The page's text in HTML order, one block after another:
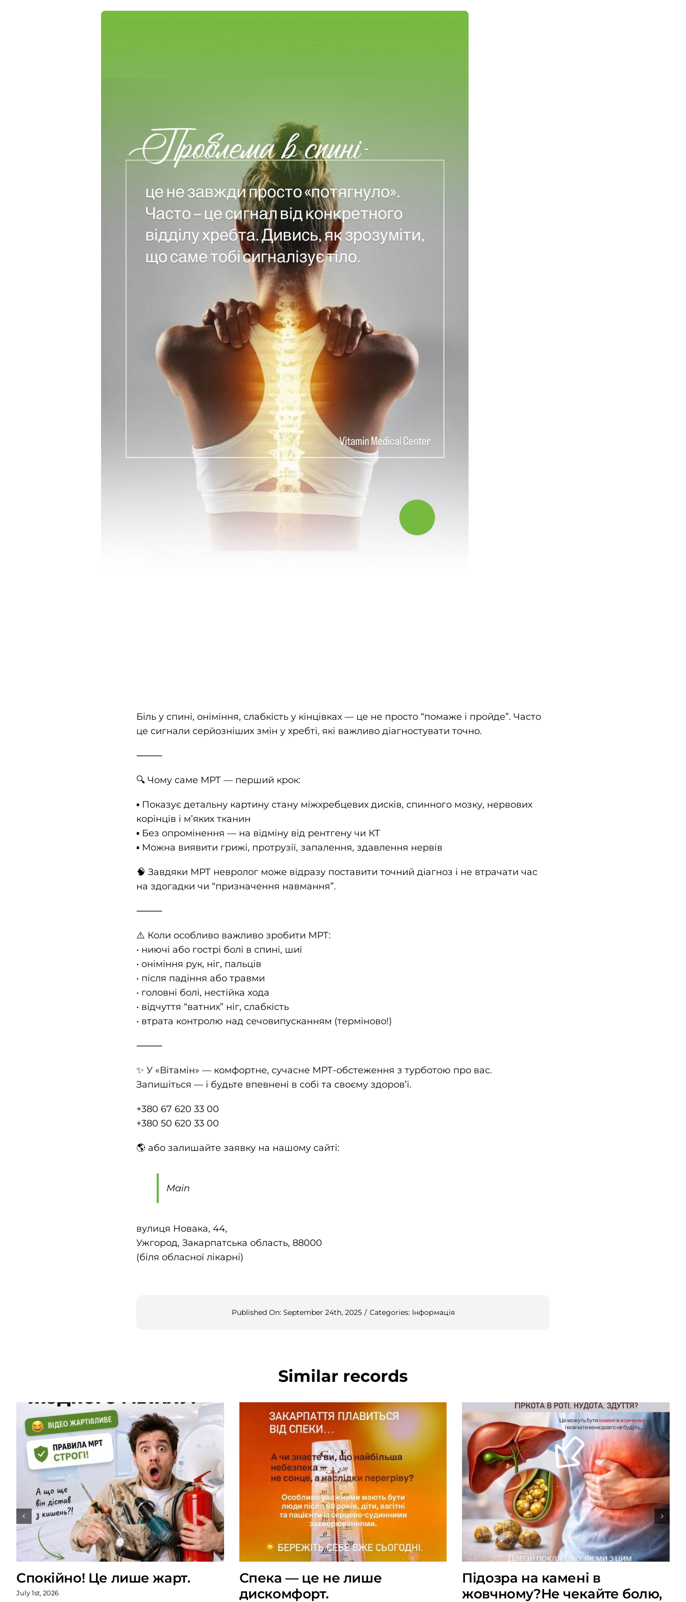
Біль у спині, оніміння, слабкість у кінцівках — це не просто “помаже і пройде”. Часто
це сигнали серйозніших змін у хребті, які важливо діагностувати точно.
⸻
🔍 Чому саме МРТ — перший крок:
▪️ Показує детальну картину стану міжхребцевих дисків, спинного мозку, нервових
корінців і мʼяких тканин
▪️ Без опромінення — на відміну від рентгену чи КТ
▪️ Можна виявити грижі, протрузії, запалення, здавлення нервів
🧠 Завдяки МРТ невролог може відразу поставити точний діагноз і не втрачати час
на здогадки чи “призначення навмання”.
⸻
⚠️ Коли особливо важливо зробити МРТ:
• ниючі або гострі болі в спині, шиї
• оніміння рук, ніг, пальців
• після падіння або травми
• головні болі, нестійка хода
• відчуття “ватних” ніг, слабкість
• втрата контролю над сечовипусканням (терміново!)
⸻
✨ У «Вітамін» — комфортне, сучасне МРТ-обстеження з турботою про вас.
Запишіться — і будьте впевнені в собі та своєму здоров’ї.
+380 67 620 33 00
+380 50 620 33 00
🌎 або залишайте заявку на нашому сайті:
Main
вулиця Новака, 44,
Ужгород, Закарпатська область, 88000
(біля обласної лікарні)
Published On: September 24th, 2025 / Categories: Інформація
Similar records
Спокійно! Це лише жарт.
July 1st, 2026
Спека — це не лише
дискомфорт.
Підозра на камені в
жовчному?Не чекайте болю,